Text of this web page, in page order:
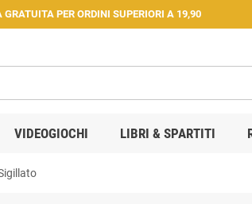
GRATUITA PER ORDINI SUPERIORI A 19,90
VIDEOGIOCHI LIBRI & SPARTITI